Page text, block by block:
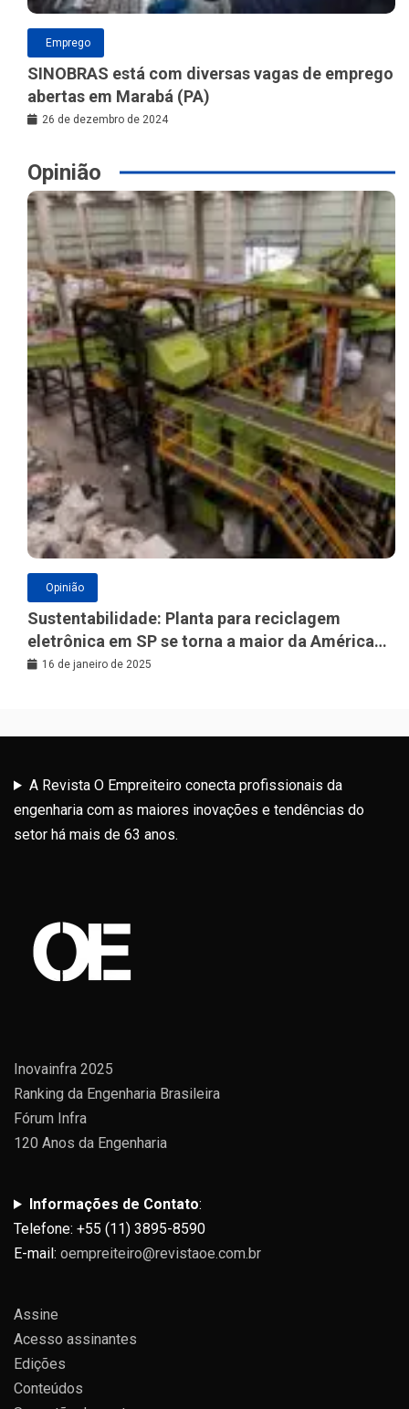
Emprego
SINOBRAS está com diversas vagas de emprego
abertas em Marabá (PA)
26 de dezembro de 2024
Opinião
Opinião
Sustentabilidade: Planta para reciclagem
eletrônica em SP se torna a maior da América
Latina
16 de janeiro de 2025
A Revista O Empreiteiro conecta profissionais da
engenharia com as maiores inovações e tendências do
setor há mais de 63 anos.
Inovainfra 2025
Ranking da Engenharia Brasileira
Fórum Infra
120 Anos da Engenharia
Informações de Contato:
Telefone: +55 (11) 3895-8590
E-mail: oempreiteiro@revistaoe.com.br
Assine
Acesso assinantes
Edições
Conteúdos